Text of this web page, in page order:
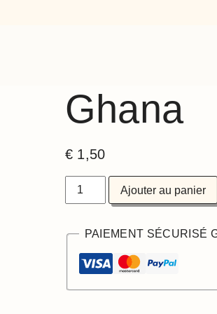
Ghana
€ 1,50
quantité
Ajouter au panier
PAIEMENT SÉCURISÉ